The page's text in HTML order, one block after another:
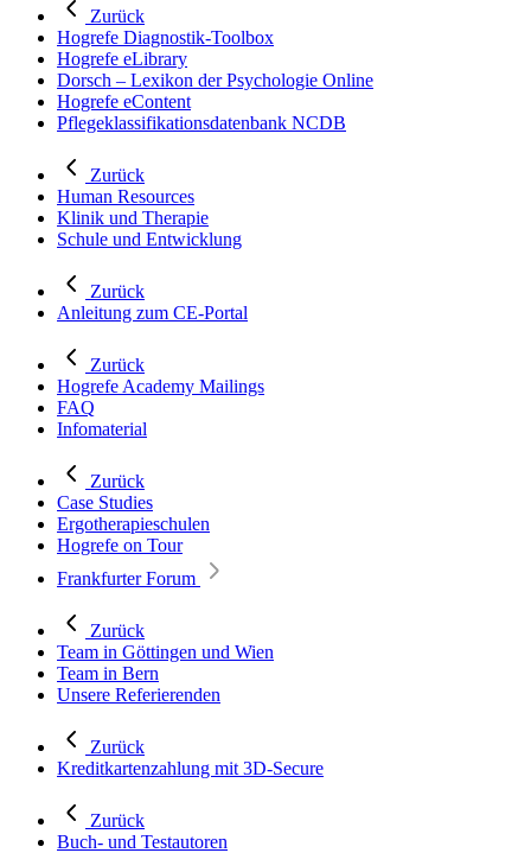
Zurück
Hogrefe Diagnostik-Toolbox
Hogrefe eLibrary
Dorsch – Lexikon der Psychologie Online
Hogrefe eContent
Pflegeklassifikationsdatenbank NCDB
Zurück
Human Resources
Klinik und Therapie
Schule und Entwicklung
Zurück
Anleitung zum CE-Portal
Zurück
Hogrefe Academy Mailings
FAQ
Infomaterial
Zurück
Case Studies
Ergotherapieschulen
Hogrefe on Tour
Frankfurter Forum
Zurück
Team in Göttingen und Wien
Team in Bern
Unsere Referierenden
Zurück
Kreditkartenzahlung mit 3D-Secure
Zurück
Buch- und Testautoren